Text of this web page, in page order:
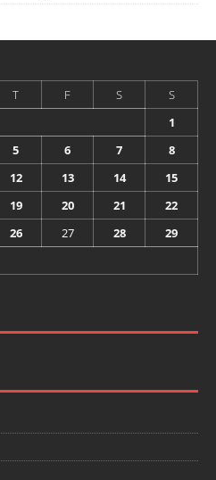
T F S
S
1
5 6 7
8
12 13 14
15
19 20 21
22
26 27 28
29